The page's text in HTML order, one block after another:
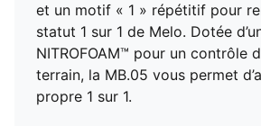
et un motif « 1 » répétitif pour
statut 1 sur 1 de Melo. Dotée
NITROFOAM™ pour un contrôle
terrain, la MB.05 vous permet
propre 1 sur 1.